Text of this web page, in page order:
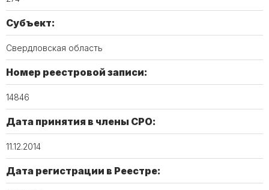
Субъект:
Свердловская область
Номер реестровой записи:
14846​
Дата принятия в члены СРО:
11.12.2014
Дата регистрации в Реестре: